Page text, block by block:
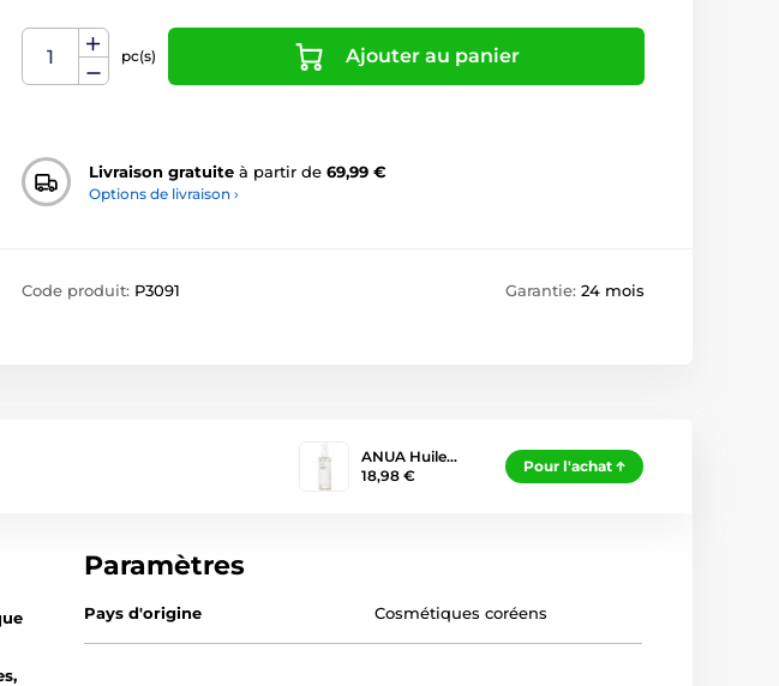
pc(s) Ajouter au panier
Livraison gratuite à partir de 69,99 €
Options de livraison ›
Code produit: P3091 Garantie: 24 mois
ANUA Huile…
18,98 €
Pour l'achat
Paramètres
Pays d'origine Cosmétiques coréens